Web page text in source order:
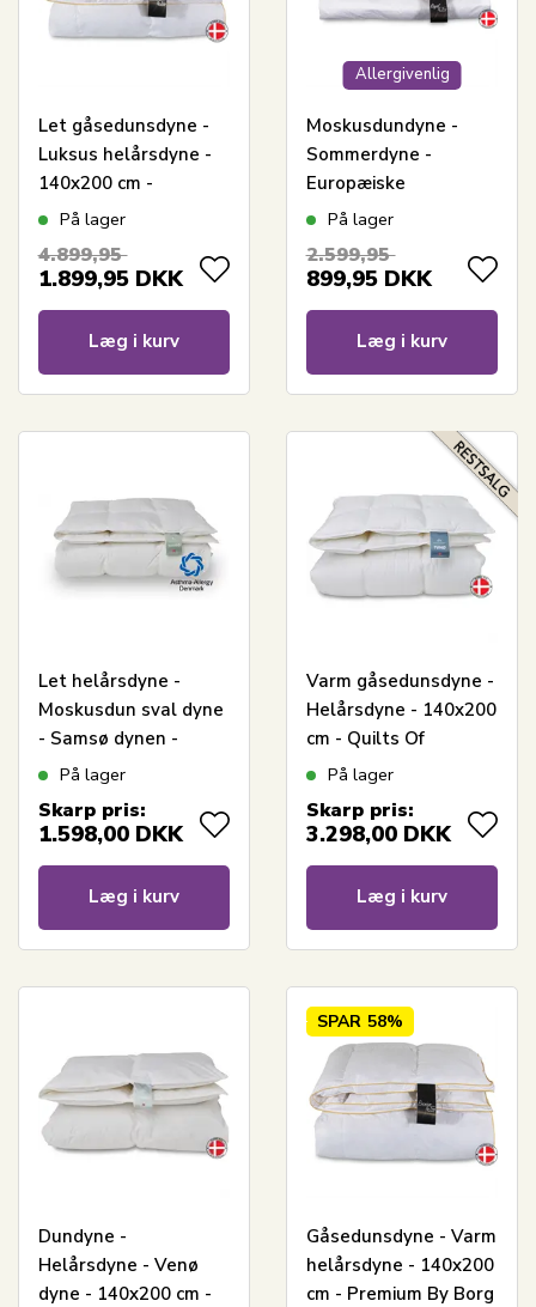
Let gåsedunsdyne -
Luksus helårsdyne -
140x200 cm -
Premium By Borg -
På lager
4.899,95
1.899,95 DKK
Læg i kurv
Allergivenlig
Moskusdundyne -
Sommerdyne -
Europæiske
moskusdun - 140x200
produceret - Royal By
På lager
2.599,95
899,95 DKK
Læg i kurv
Let helårsdyne -
Moskusdun sval dyne
- Samsø dynen -
140x200 cm - Quilts
På lager
Skarp pris:
1.598,00 DKK
Læg i kurv
Varm gåsedunsdyne -
Helårsdyne - 140x200
cm - Quilts Of
Denmark - Tunø dyne
På lager
Skarp pris:
3.298,00 DKK
Læg i kurv
Dundyne -
Helårsdyne - Venø
dyne - 140x200 cm -
SPAR 58%
Gåsedunsdyne - Varm
helårsdyne - 140x200
cm - Premium By Borg